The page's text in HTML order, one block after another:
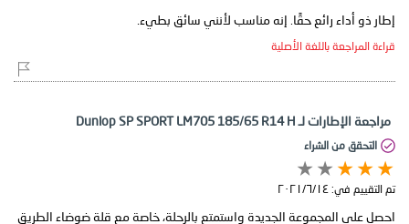
إطار ذو أداء رائع حقًا. إنه مناسب لأنني سائق بطيء.
قراءة المراجعة باللغة الأصلية
مراجعة الإطارات لـ Dunlop SP SPORT LM705 185/65 R14 H
التحقق من الشراء
تم التقييم في: ١٤‏/٦‏/٢٠٢١
احصل على المجموعة الجديدة واستمتع بالرحلة، خاصة مع قلة ضوضاء الطريق